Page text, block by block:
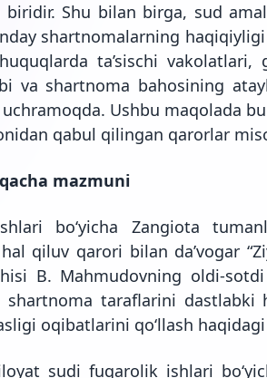
Shu bilan birga, sud
shartnomalarning
ta’sischi vakolatlari,
va shartnoma bahosining
uchramoqda. Ushbu maqolada
qabul qilingan qarorlar
mazmuni
bo‘yicha Zangiota
qiluv qarori bilan da’vogar
B. Mahmudovning oldi-
shartnoma taraflarini
oqibatlarini qo‘llash
sudi fuqarolik ishlari